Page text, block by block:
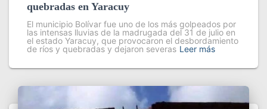
quebradas en Yaracuy
El municipio Bolívar fue uno de los más golpeados por
las intensas lluvias de la madrugada del 31 de julio en
el estado Yaracuy, que provocaron el desbordamiento
de ríos y quebradas y dejaron severas Leer más